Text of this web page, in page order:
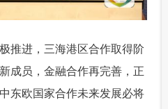
进，三海港区合作取得阶
成员，金融合作再完善，正
东欧国家合作未来发展必将